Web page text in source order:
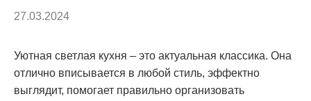
27.03.2024
Уютная светлая кухня – это актуальная классика. Она
отлично вписывается в любой стиль, эффектно
выглядит, помогает правильно организовать